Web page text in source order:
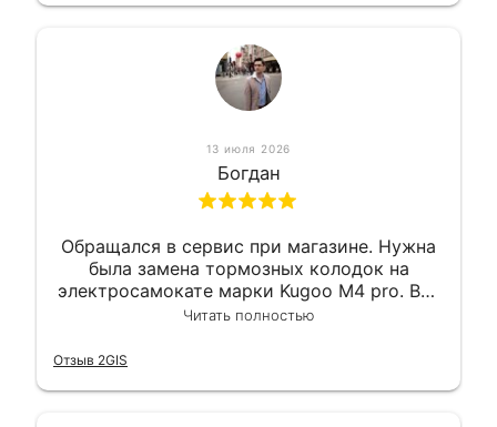
13 июля 2026
Богдан
Обращался в сервис при магазине. Нужна
была замена тормозных колодок на
электросамокате марки Kugoo M4 pro. Всё
сделали в лучшем виде и в максимально
гарантии, поэтому и обратился в этот
Читать полностью
Отзыв 2GIS